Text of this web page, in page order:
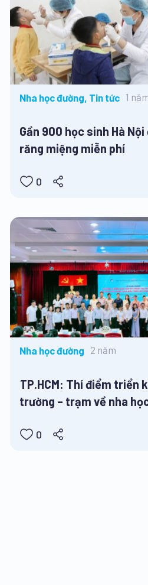
Nha học đường, Tin tức 1
Gần 900 học sinh Hà
răng miệng miễn phí
0
Nha học đường 2 năm
TP.HCM: Thí điểm triển
trường – trạm về nha
0